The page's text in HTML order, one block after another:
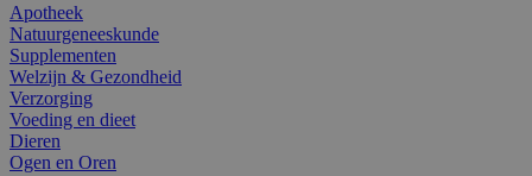
Apotheek
Natuurgeneeskunde
Supplementen
Welzijn & Gezondheid
Verzorging
Voeding en dieet
Dieren
Ogen en Oren